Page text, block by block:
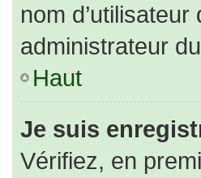
nom
administrateur
Haut
Je suis
Vérifiez, en